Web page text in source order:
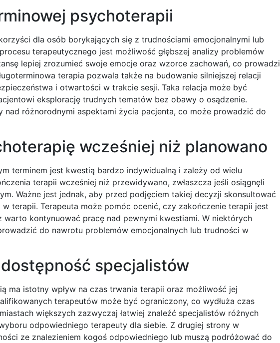
psychoterapii
dla osób borykających się z trudnościami emocjonalnymi lub
terapeutycznego jest możliwość głębszej analizy problemów
lepiej zrozumieć swoje emocje oraz wzorce zachowań, co prowadzi
terapia pozwala także na budowanie silniejszej relacji
i otwartości w trakcie sesji. Taka relacja może być
eksplorację trudnych tematów bez obawy o osądzenie.
nad różnorodnymi aspektami życia pacjenta, co może prowadzić do
wcześniej niż planowano
terminem jest kwestią bardzo indywidualną i zależy od wielu
terapii wcześniej niż przewidywano, zwłaszcza jeśli osiągnęli
Ważne jest jednak, aby przed podjęciem takiej decyzji skonsultować
terapii. Terapeuta może pomóc ocenić, czy zakończenie terapii jest
kontynuować pracę nad pewnymi kwestiami. W niektórych
do nawrotu problemów emocjonalnych lub trudności w
specjalistów
ma istotny wpływ na czas trwania terapii oraz możliwość jej
terapeutów może być ograniczony, co wydłuża czas
większych zazwyczaj łatwiej znaleźć specjalistów różnych
odpowiedniego terapeuty dla siebie. Z drugiej strony w
ze znalezieniem kogoś odpowiedniego lub muszą podróżować do